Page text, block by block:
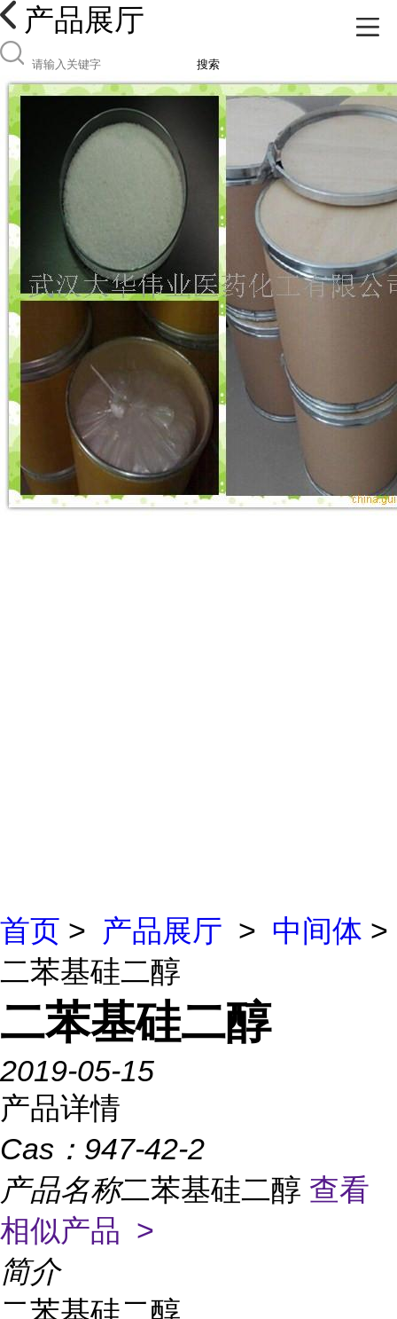
产品展厅
搜索
首页 > 产品展厅 > 中间体 >
二苯基硅二醇
二苯基硅二醇
2019-05-15
产品详情
Cas： 947-42-2
产品名称二苯基硅二醇 查看
相似产品 >
简介
二苯基硅二醇